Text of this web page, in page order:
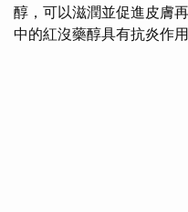
醇，可以滋潤並促進皮膚
中的紅沒藥醇具有抗炎作用